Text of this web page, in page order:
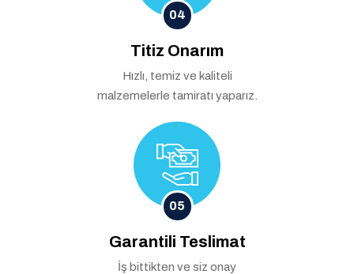
04
Titiz Onarım
Hızlı, temiz ve kaliteli
malzemelerle tamiratı yaparız.
05
Garantili Teslimat
İş bittikten ve siz onay